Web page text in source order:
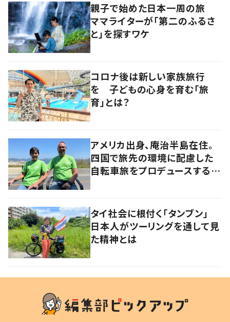
親子で始めた日本一周の旅
ママライターが「第二のふるさ
と」を探すワケ
コロナ後は新しい家族旅行
を 子どもの心身を育む「旅
育」とは？
アメリカ出身、庵治半島在住。
四国で旅先の環境に配慮した
自転車旅をプロデュースする
タイ社会に根付く「タンブン」
日本人がツーリングを通して見
た精神とは